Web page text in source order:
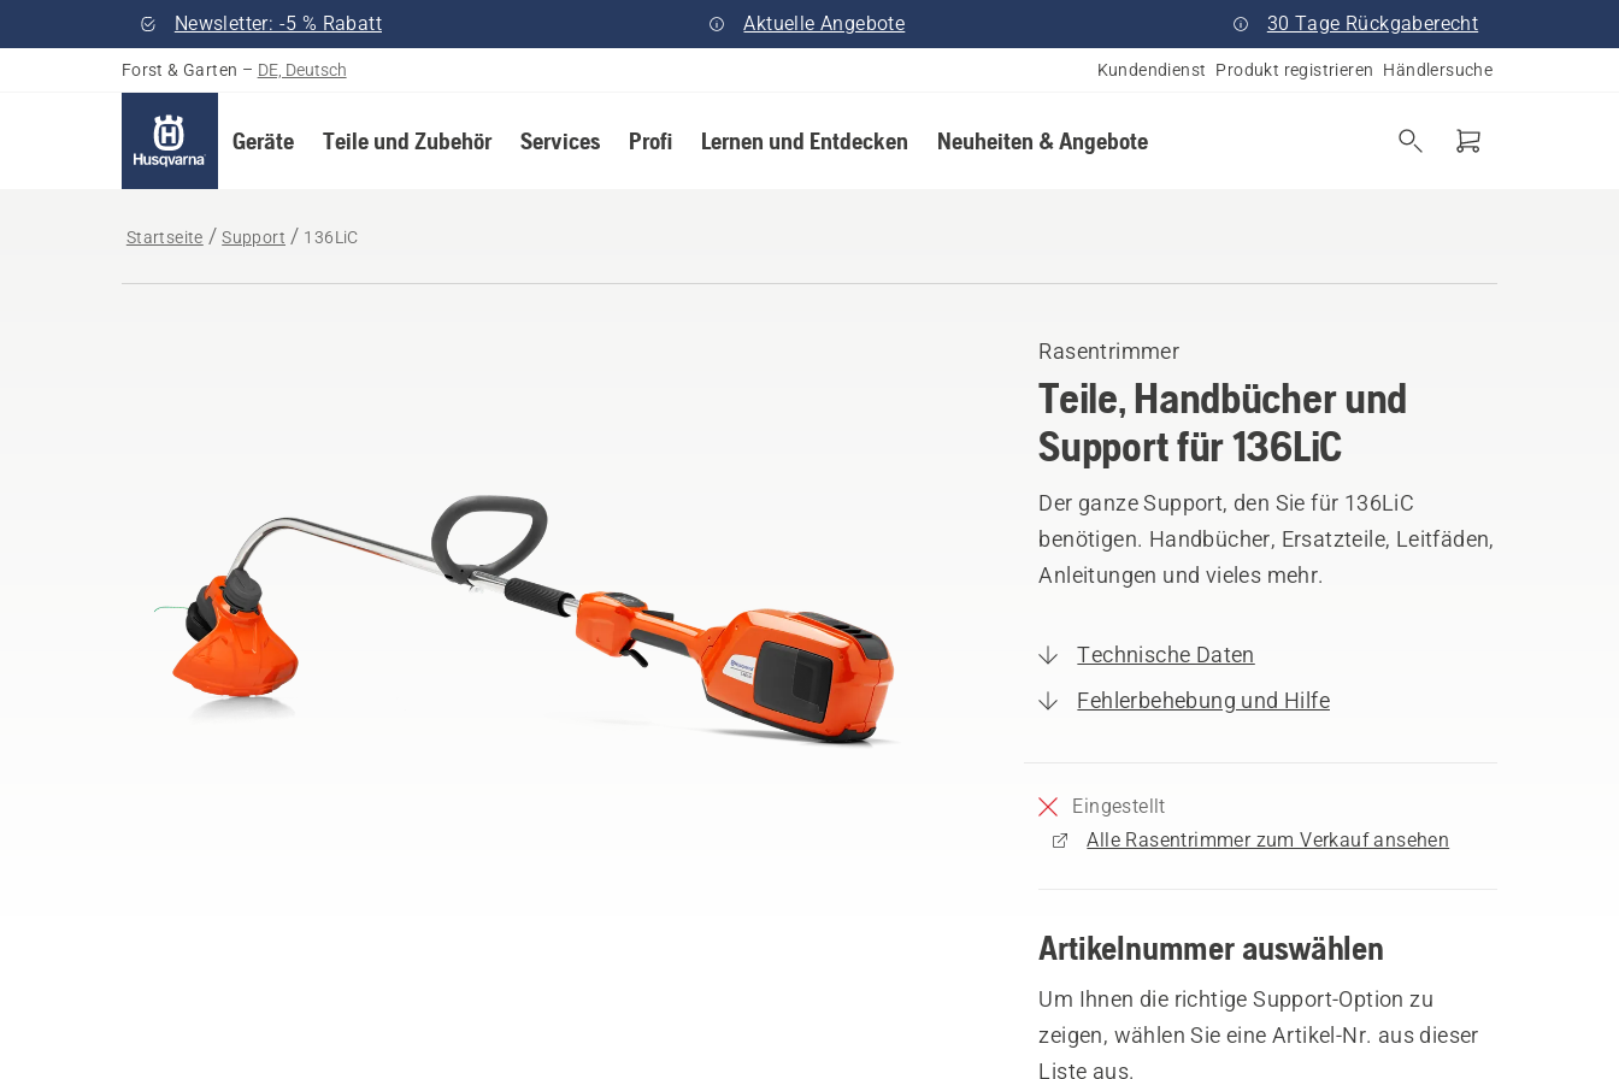
Newsletter: -5 % Rabatt Aktuelle Angebote 30 Tage Rückgaberecht
Forst & Garten – DE, Deutsch Kundendienst Produkt registrieren Händlersuche
Geräte Teile und Zubehör Services Profi Lernen und Entdecken Neuheiten & Angebote
Startseite Support 136LiC
Rasentrimmer
Teile, Handbücher und
Support für 136LiC
Der ganze Support, den Sie für 136LiC
benötigen. Handbücher, Ersatzteile, Leitfäden,
Anleitungen und vieles mehr.
Technische Daten
Fehlerbehebung und Hilfe
Eingestellt
Alle Rasentrimmer zum Verkauf ansehen
Artikelnummer auswählen
Um Ihnen die richtige Support-Option zu
zeigen, wählen Sie eine Artikel-Nr. aus dieser
Liste aus.